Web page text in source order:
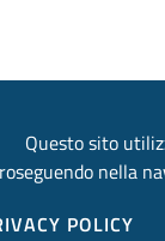
Questo sito
nella
POLICY